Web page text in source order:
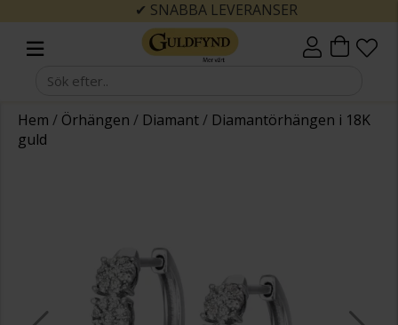
✔ SNABBA LEVERANSER
Hem / Örhängen / Diamant/ Diamantörhängen i 18K
guld